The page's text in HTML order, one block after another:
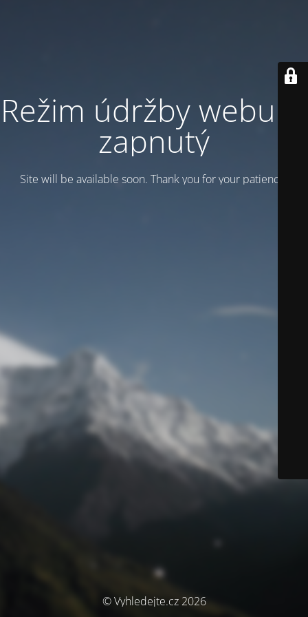
Režim údržby webu je
zapnutý
Site will be available soon. Thank you for your patience!
© Vyhledejte.cz 2026